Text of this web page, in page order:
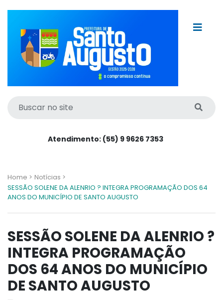
Atendimento: (55) 9 9626 7353
Home > Notícias >
SESSÃO SOLENE DA ALENRIO ? INTEGRA PROGRAMAÇÃO DOS 64
ANOS DO MUNICÍPIO DE SANTO AUGUSTO
SESSÃO SOLENE DA ALENRIO ?
INTEGRA PROGRAMAÇÃO
DOS 64 ANOS DO MUNICÍPIO
DE SANTO AUGUSTO